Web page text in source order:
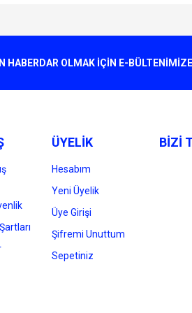
görüntülenemiyor.
olmalı.
HABERDAR OLMAK İÇİN E-
ÜYELİK
Hesabım
Yeni Üyelik
Üye Girişi
Şifremi Unuttum
Sepetiniz
BİZİ